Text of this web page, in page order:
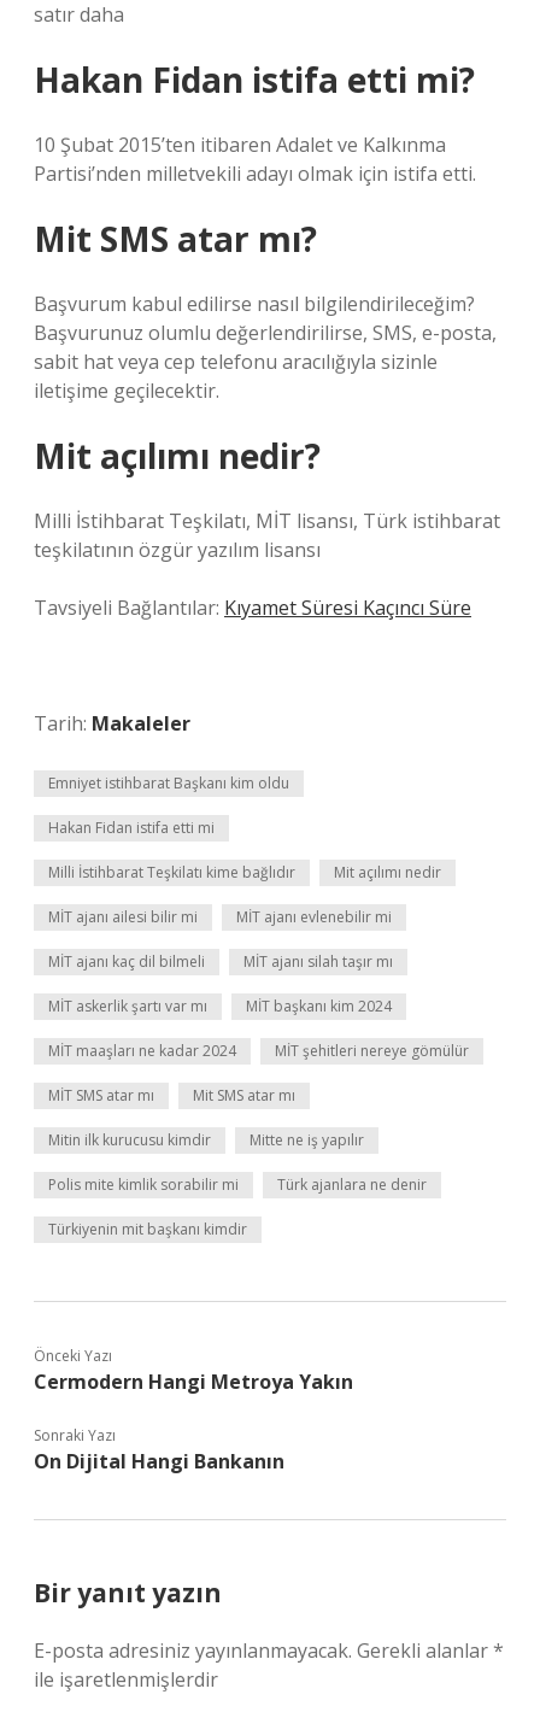
satır daha
Hakan Fidan istifa etti mi?
10 Şubat 2015’ten itibaren Adalet ve Kalkınma
Partisi’nden milletvekili adayı olmak için istifa etti.
Mit SMS atar mı?
Başvurum kabul edilirse nasıl bilgilendirileceğim?
Başvurunuz olumlu değerlendirilirse, SMS, e-posta,
sabit hat veya cep telefonu aracılığıyla sizinle
iletişime geçilecektir.
Mit açılımı nedir?
Milli İstihbarat Teşkilatı, MİT lisansı, Türk istihbarat
teşkilatının özgür yazılım lisansı
Tavsiyeli Bağlantılar: Kıyamet Süresi Kaçıncı Süre
Tarih: Makaleler
Emniyet istihbarat Başkanı kim oldu
Hakan Fidan istifa etti mi
Milli İstihbarat Teşkilatı kime bağlıdır Mit açılımı nedir
MİT ajanı ailesi bilir mi MİT ajanı evlenebilir mi
MİT ajanı kaç dil bilmeli MİT ajanı silah taşır mı
MİT askerlik şartı var mı MİT başkanı kim 2024
MİT maaşları ne kadar 2024 MİT şehitleri nereye gömülür
MİT SMS atar mı Mit SMS atar mı
Mitin ilk kurucusu kimdir Mitte ne iş yapılır
Polis mite kimlik sorabilir mi Türk ajanlara ne denir
Türkiyenin mit başkanı kimdir
Önceki Yazı
Cermodern Hangi Metroya Yakın
Sonraki Yazı
On Dijital Hangi Bankanın
Bir yanıt yazın
E-posta adresiniz yayınlanmayacak. Gerekli alanlar*
ile işaretlenmişlerdir